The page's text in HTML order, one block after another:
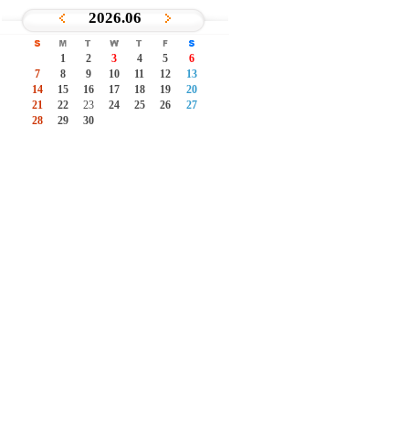
이
전
2026.06
다
음
M T W T F S
1 2 3 4 5
6
7
8 9 10 11 12
13
14
15 16 17 18 19
20
21
22 23 24 25 26
27
28
29 30